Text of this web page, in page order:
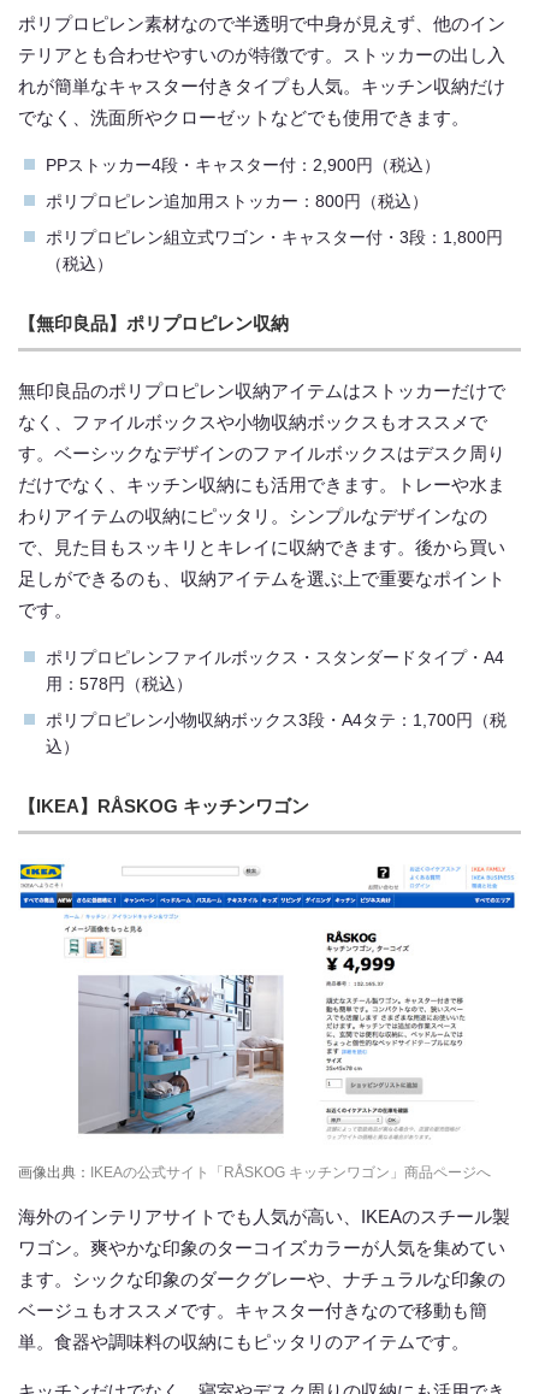
ポリプロピレン素材なので半透明で中身が見えず、他のイン
テリアとも合わせやすいのが特徴です。ストッカーの出し入
れが簡単なキャスター付きタイプも人気。キッチン収納だけ
でなく、洗面所やクローゼットなどでも使用できます。
PPストッカー4段・キャスター付：2,900円（税込）
ポリプロピレン追加用ストッカー：800円（税込）
ポリプロピレン組立式ワゴン・キャスター付・3段：1,800円
（税込）
【無印良品】ポリプロピレン収納
無印良品のポリプロピレン収納アイテムはストッカーだけで
なく、ファイルボックスや小物収納ボックスもオススメで
す。ベーシックなデザインのファイルボックスはデスク周り
だけでなく、キッチン収納にも活用できます。トレーや水ま
わりアイテムの収納にピッタリ。シンプルなデザインなの
で、見た目もスッキリとキレイに収納できます。後から買い
足しができるのも、収納アイテムを選ぶ上で重要なポイント
です。
ポリプロピレンファイルボックス・スタンダードタイプ・A4
用：578円（税込）
ポリプロピレン小物収納ボックス3段・A4タテ：1,700円（税
込）
【IKEA】RÅSKOG キッチンワゴン
画像出典： IKEAの公式サイト「RÅSKOG キッチンワゴン」商品ページへ
海外のインテリアサイトでも人気が高い、IKEAのスチール製
ワゴン。爽やかな印象のターコイズカラーが人気を集めてい
ます。シックな印象のダークグレーや、ナチュラルな印象の
ベージュもオススメです。キャスター付きなので移動も簡
単。食器や調味料の収納にもピッタリのアイテムです。